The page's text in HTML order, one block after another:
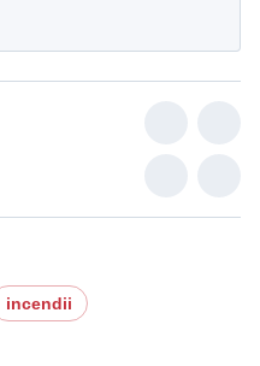
incendii